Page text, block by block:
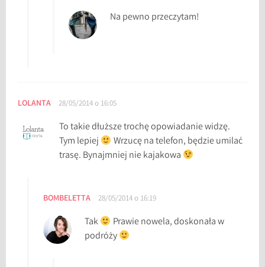
Na pewno przeczytam!
LOLANTA 28/05/2014 o 16:05
To takie dłuższe trochę opowiadanie widzę.
Tym lepiej
Wrzucę na telefon, będzie umilać
trasę. Bynajmniej nie kajakowa
BOMBELETTA 28/05/2014 o 16:19
Tak
Prawie nowela, doskonała w
podróży